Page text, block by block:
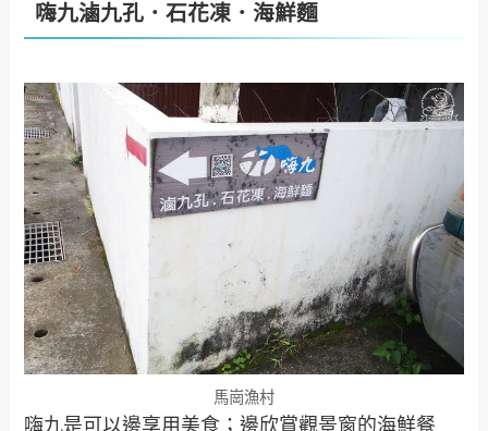
嗨九滷九孔．石花凍．海鮮麵
馬崗漁村
嗨九是可以邊享用美食；邊欣賞觀景窗的海鮮餐